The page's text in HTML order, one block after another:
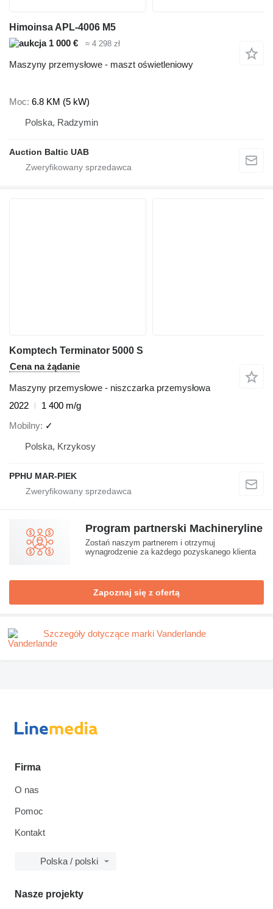
Himoinsa APL-4006 M5
1 000 €
≈ 4 298 zł
Maszyny przemysłowe - maszt oświetleniowy
Moc 6.8 KM (5 kW)
Polska, Radzymin
Auction Baltic UAB
Komptech Terminator 5000 S
Cena na żądanie
Maszyny przemysłowe - niszczarka przemysłowa
2022
1 400 m/g
Mobilny ✓
Polska, Krzykosy
PPHU MAR-PIEK
Program partnerski Machineryline
Zostań naszym partnerem i otrzymuj
wynagrodzenie za każdego pozyskanego klienta
Zapoznaj się z ofertą
Szczegóły dotyczące marki Vanderlande
Firma
O nas
Pomoc
Kontakt
Polska / polski
Nasze projekty